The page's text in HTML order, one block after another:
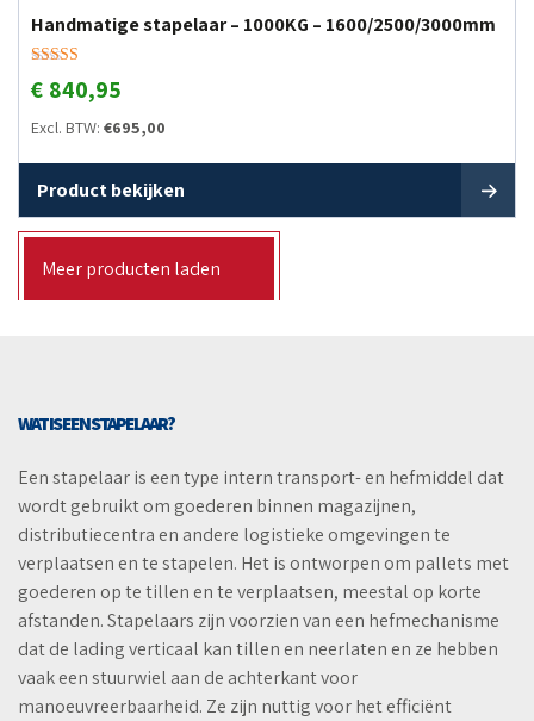
Handmatige stapelaar – 1000KG – 1600/2500/3000mm
Gewaardeerd
5.00
€ 840,95
Excl. BTW: €695,00
Product bekijken
Meer producten laden
WAT IS EEN STAPELAAR?
Een stapelaar is een type intern transport- en hefmiddel dat
wordt gebruikt om goederen binnen magazijnen,
distributiecentra en andere logistieke omgevingen te
verplaatsen en te stapelen. Het is ontworpen om pallets met
goederen op te tillen en te verplaatsen, meestal op korte
afstanden. Stapelaars zijn voorzien van een hefmechanisme
dat de lading verticaal kan tillen en neerlaten en ze hebben
vaak een stuurwiel aan de achterkant voor
manoeuvreerbaarheid. Ze zijn nuttig voor het efficiënt